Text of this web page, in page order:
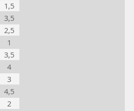
1,5
3,5
2,5
1
3,5
4
3
4,5
2